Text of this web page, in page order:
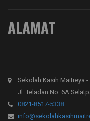
ALAMAT
Sekolah Kasih Maitreya -
Jl. Teladan No. 6A
0821-8517-5338